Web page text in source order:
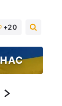
+20